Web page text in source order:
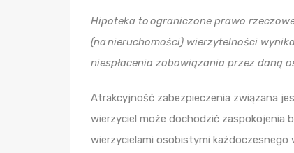
Hipoteka to ograniczone prawo
(na nieruchomości) wierzytelności
niespłacenia zobowiązania przez daną
Atrakcyjność zabezpieczenia związana
wierzyciel może dochodzić zaspokojenia
wierzycielami osobistymi każdoczesnego